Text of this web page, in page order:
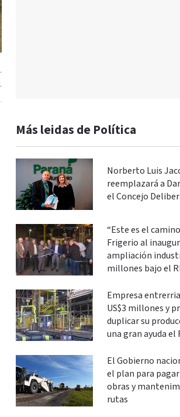
Más leidas de Política
Norberto Luis
reemplazará a
el Concejo
“Este es el
Frigerio al
ampliación
millones bajo el
Empresa
US$3 millones y
duplicar su
una gran ayuda el
El Gobierno
el plan para
obras y
rutas